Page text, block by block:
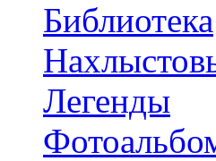
Библиотека
Легенды